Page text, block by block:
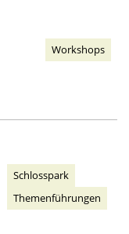
Workshops
Schlosspark
Themenführungen